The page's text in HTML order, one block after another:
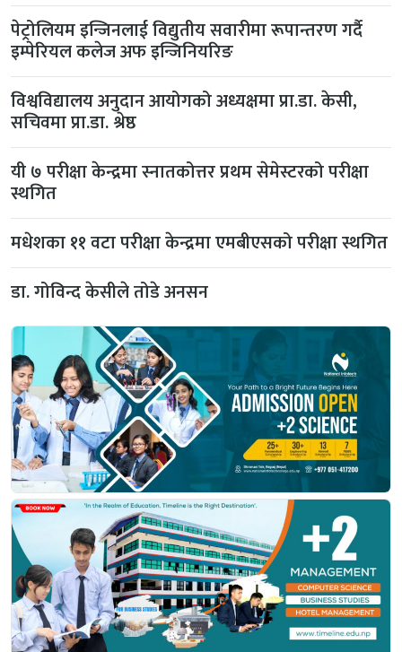
पेट्रोलियम इन्जिनलाई विद्युतीय सवारीमा रूपान्तरण गर्दै
इम्पेरियल कलेज अफ इन्जिनियरिङ
विश्वविद्यालय अनुदान आयोगको अध्यक्षमा प्रा.डा. केसी,
सचिवमा प्रा.डा. श्रेष्ठ
यी ७ परीक्षा केन्द्रमा स्नातकोत्तर प्रथम सेमेस्टरको परीक्षा
स्थगित
मधेशका ११ वटा परीक्षा केन्द्रमा एमबीएसको परीक्षा स्थगित
डा. गोविन्द केसीले तोडे अनसन